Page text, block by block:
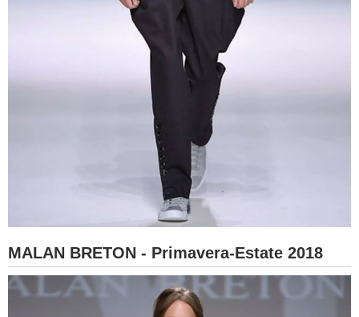
MALAN BRETON - Primavera-Estate 2018